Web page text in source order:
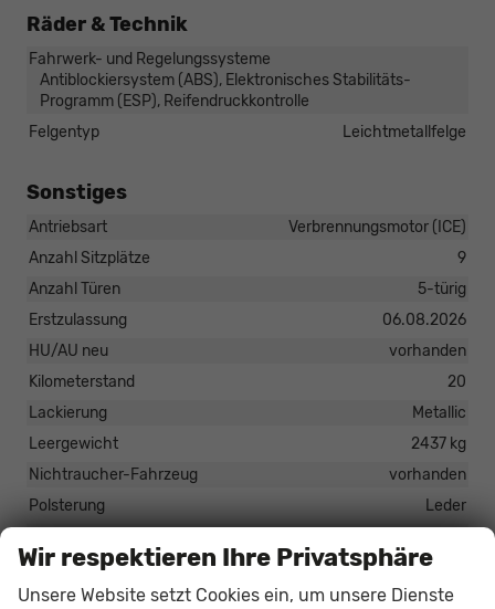
Räder & Technik
Fahrwerk- und Regelungssysteme
Antiblockiersystem (ABS), Elektronisches Stabilitäts-
Programm (ESP), Reifendruckkontrolle
Felgentyp
Leichtmetallfelge
Sonstiges
Antriebsart
Verbrennungsmotor (ICE)
Anzahl Sitzplätze
9
Anzahl Türen
5-türig
Erstzulassung
06.08.2026
HU/AU neu
vorhanden
Kilometerstand
20
Lackierung
Metallic
Leergewicht
2437 kg
Nichtraucher-Fahrzeug
vorhanden
Polsterung
Leder
Tageszulassung
vorhanden
Zustand
unfallfrei
Wir respektieren Ihre Privatsphäre
Unsere Website setzt Cookies ein, um unsere Dienste